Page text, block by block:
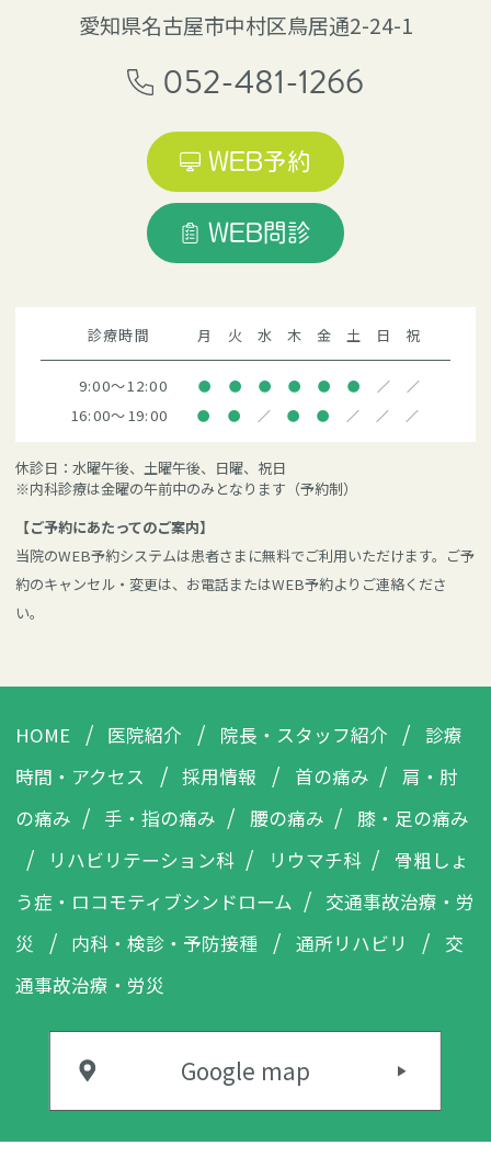
愛知県名古屋市中村区鳥居通2-24-1
052-481-1266
WEB予約
WEB問診
診療時間 月 火 水 木 金 土 日 祝
9:00～12:00 ● ● ● ● ● ● ／ ／
16:00～19:00 ● ● ／ ● ● ／ ／ ／
休診日：水曜午後、土曜午後、日曜、祝日
※内科診療は金曜の午前中のみとなります（予約制）
【ご予約にあたってのご案内】
当院のWEB予約システムは患者さまに無料でご利用いただけます。ご予
約のキャンセル・変更は、お電話またはWEB予約よりご連絡くださ
い。
HOME 医院紹介 院長・ スタッフ紹介
診療
時間・ アクセス 採用情報 首の痛み
肩・肘
の痛み
手・指の痛み 腰の痛み
膝・足の痛み
リハビリテーション科
リウマチ科
骨粗しょ
う症・ ロコモティブシンドローム
交通事故治療・労
災
内科・検診・ 予防接種 通所リハビリ
交
通事故治療・ 労災
Google map